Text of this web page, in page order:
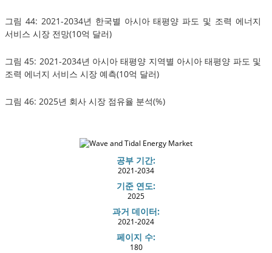
그림 44: 2021-2034년 한국별 아시아 태평양 파도 및 조력 에너지
서비스 시장 전망(10억 달러)
그림 45: 2021-2034년 아시아 태평양 지역별 아시아 태평양 파도 및
조력 에너지 서비스 시장 예측(10억 달러)
그림 46: 2025년 회사 시장 점유율 분석(%)
공부 기간:
2021-2034
기준 연도:
2025
과거 데이터:
2021-2024
페이지 수:
180